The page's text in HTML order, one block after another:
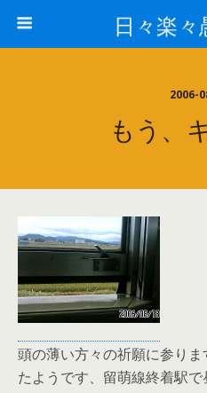
日々楽
2006-
もう、
頭の薄い方々の祈願に参り
たようです、留萌線終着駅で